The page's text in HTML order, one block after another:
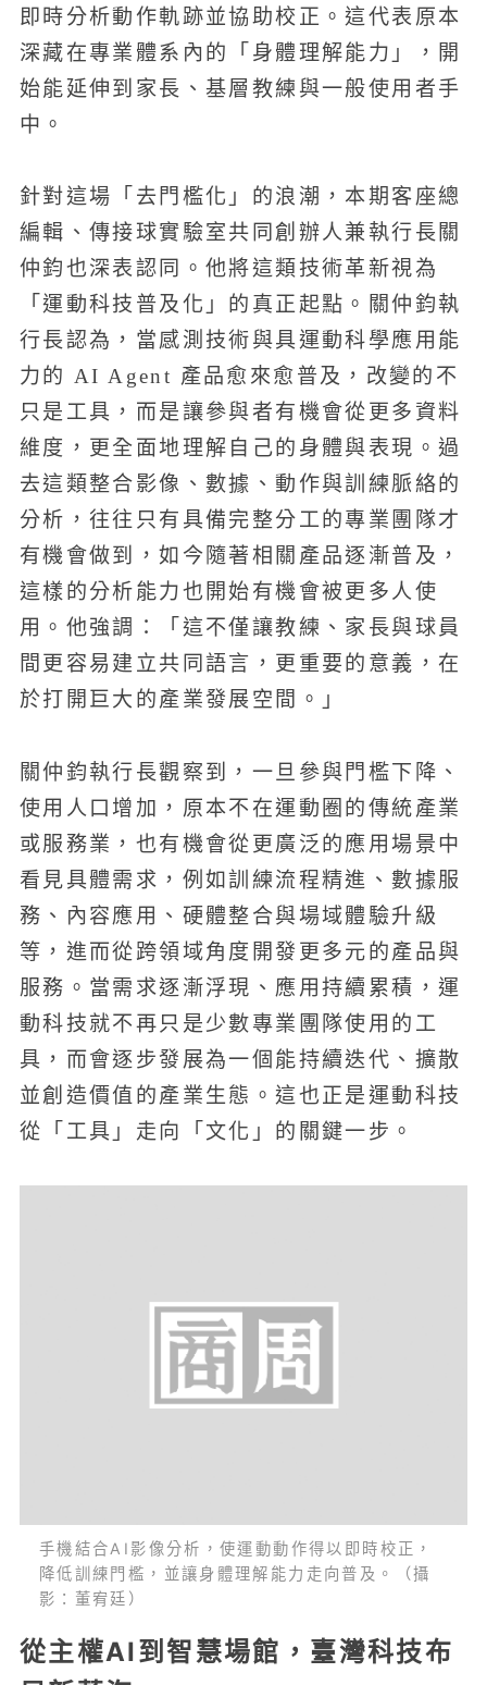
即時分析動作軌跡並協助校正。這代表原本
深藏在專業體系內的「身體理解能力」，開
始能延伸到家長、基層教練與一般使用者手
中。
針對這場「去門檻化」的浪潮，本期客座總
編輯、傳接球實驗室共同創辦人兼執行長關
仲鈞也深表認同。他將這類技術革新視為
「運動科技普及化」的真正起點。關仲鈞執
行長認為，當感測技術與具運動科學應用能
力的 AI Agent 產品愈來愈普及，改變的不
只是工具，而是讓參與者有機會從更多資料
維度，更全面地理解自己的身體與表現。過
去這類整合影像、數據、動作與訓練脈絡的
分析，往往只有具備完整分工的專業團隊才
有機會做到，如今隨著相關產品逐漸普及，
這樣的分析能力也開始有機會被更多人使
用。他強調：「這不僅讓教練、家長與球員
間更容易建立共同語言，更重要的意義，在
於打開巨大的產業發展空間。」
關仲鈞執行長觀察到，一旦參與門檻下降、
使用人口增加，原本不在運動圈的傳統產業
或服務業，也有機會從更廣泛的應用場景中
看見具體需求，例如訓練流程精進、數據服
務、內容應用、硬體整合與場域體驗升級
等，進而從跨領域角度開發更多元的產品與
服務。當需求逐漸浮現、應用持續累積，運
動科技就不再只是少數專業團隊使用的工
具，而會逐步發展為一個能持續迭代、擴散
並創造價值的產業生態。這也正是運動科技
從「工具」走向「文化」的關鍵一步。
手機結合AI影像分析，使運動動作得以即時校正，
降低訓練門檻，並讓身體理解能力走向普及。（攝
影：董宥廷）
從主權AI到智慧場館，臺灣科技布